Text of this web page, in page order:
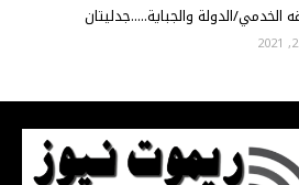
الخدمي/الدولة والجباية.....جدليتان